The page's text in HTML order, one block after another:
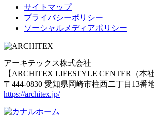
サイトマップ
プライバシーポリシー
ソーシャルメディアポリシー
アーキテックス株式会社
【ARCHITEX LIFESTYLE CENTER（本社
〒444-0830 愛知県岡崎市柱西二丁目13番
https://architex.jp/